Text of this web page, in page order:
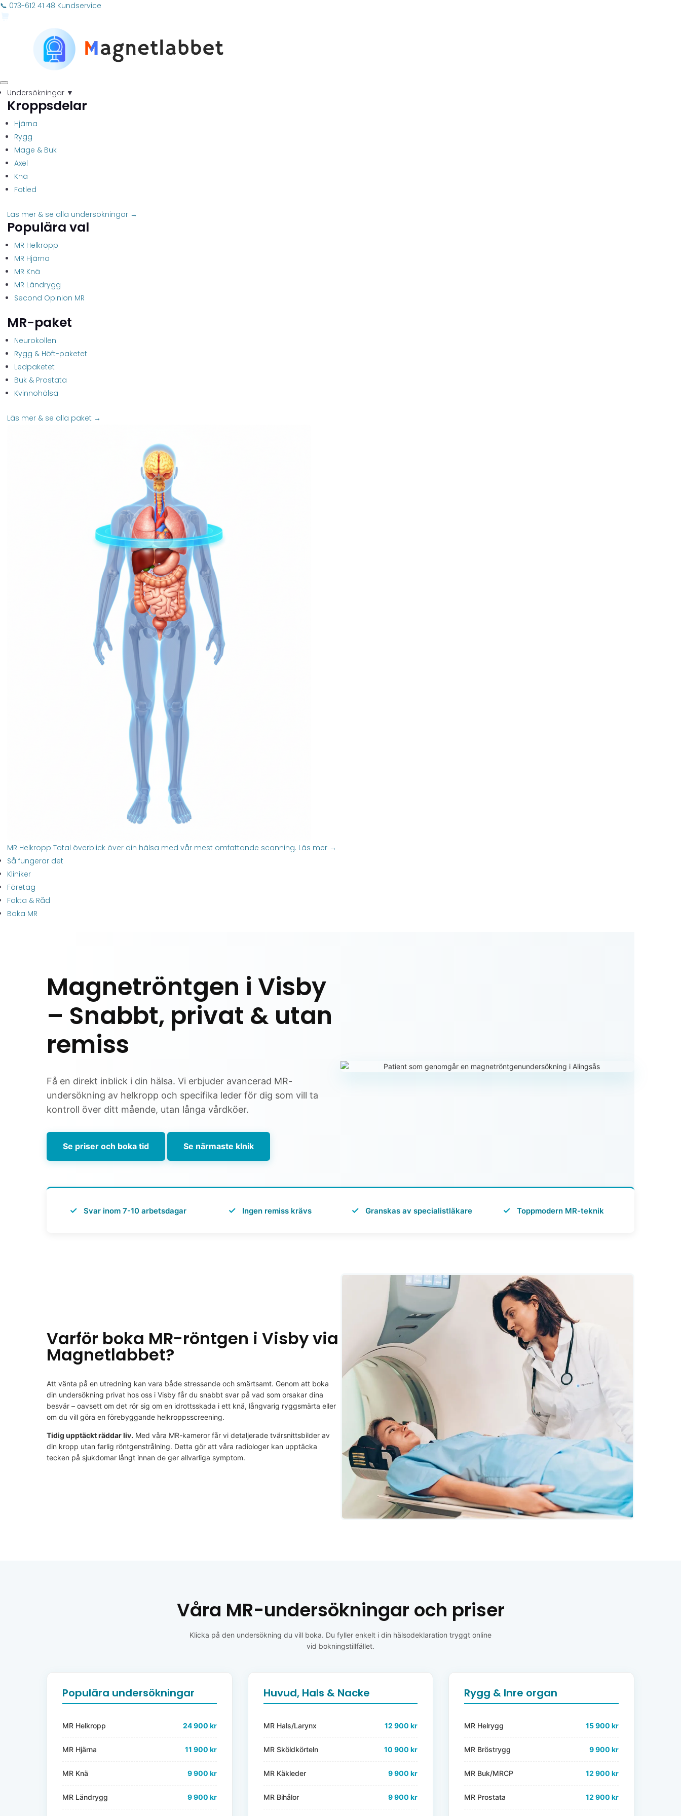
📞 073-612 41 48 Kundservice
Undersökningar ▼
Kroppsdelar
Hjärna
Rygg
Mage & Buk
Axel
Knä
Fotled
Läs mer & se alla undersökningar →
Populära val
MR Helkropp
MR Hjärna
MR Knä
MR Ländrygg
Second Opinion MR
MR-paket
Neurokollen
Rygg & Höft-paketet
Ledpaketet
Buk & Prostata
Kvinnohälsa
Läs mer & se alla paket →
MR Helkropp Total överblick över din hälsa med vår mest omfattande scanning. Läs mer →
Så fungerar det
Kliniker
Företag
Fakta & Råd
Boka MR
Magnetröntgen i Visby
– Snabbt, privat & utan
remiss
Få en direkt inblick i din hälsa. Vi erbjuder avancerad MR-
undersökning av helkropp och specifika leder för dig som vill ta
kontroll över ditt mående, utan långa vårdköer.
Se priser och boka tid Se närmaste klnik
✓ Svar inom 7-10 arbetsdagar ✓ Ingen remiss krävs ✓ Granskas av specialistläkare ✓ Toppmodern MR-teknik
Varför boka MR-röntgen i Visby via
Magnetlabbet?
Att vänta på en utredning kan vara både stressande och smärtsamt. Genom att boka
din undersökning privat hos oss i Visby får du snabbt svar på vad som orsakar dina
besvär – oavsett om det rör sig om en idrottsskada i ett knä, långvarig ryggsmärta eller
om du vill göra en förebyggande helkroppsscreening.
Tidig upptäckt räddar liv. Med våra MR-kameror får vi detaljerade tvärsnittsbilder av
din kropp utan farlig röntgenstrålning. Detta gör att våra radiologer kan upptäcka
tecken på sjukdomar långt innan de ger allvarliga symptom.
Våra MR-undersökningar och priser
Klicka på den undersökning du vill boka. Du fyller enkelt i din hälsodeklaration tryggt online
vid bokningstillfället.
Populära undersökningar
MR Helkropp 24 900 kr
MR Hjärna 11 900 kr
MR Knä 9 900 kr
MR Ländrygg 9 900 kr
Huvud, Hals & Nacke
MR Hals/Larynx 12 900 kr
MR Sköldkörteln 10 900 kr
MR Käkleder 9 900 kr
MR Bihålor 9 900 kr
Rygg & Inre organ
MR Helrygg 15 900 kr
MR Bröstrygg 9 900 kr
MR Buk/MRCP 12 900 kr
MR Prostata 12 900 kr